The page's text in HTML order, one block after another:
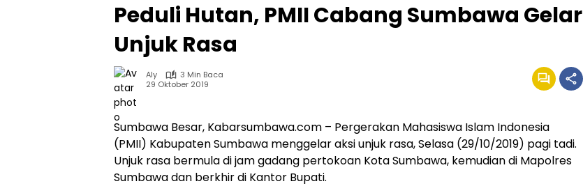
Peduli Hutan, PMII Cabang Sumbawa Gelar
Unjuk Rasa
Aly
3 Min Baca
29 Oktober 2019
Sumbawa Besar, Kabarsumbawa.com – Pergerakan Mahasiswa Islam Indonesia
(PMII) Kabupaten Sumbawa menggelar aksi unjuk rasa, Selasa (29/10/2019) pagi tadi.
Unjuk rasa bermula di jam gadang pertokoan Kota Sumbawa, kemudian di Mapolres
Sumbawa dan berkhir di Kantor Bupati.